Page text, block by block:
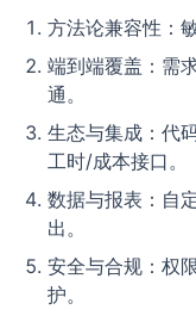
方法论兼容性：
端到端覆盖：需
通。
生态与集成：代
工时/成本接口。
数据与报表：自
出。
安全与合规：权
护。